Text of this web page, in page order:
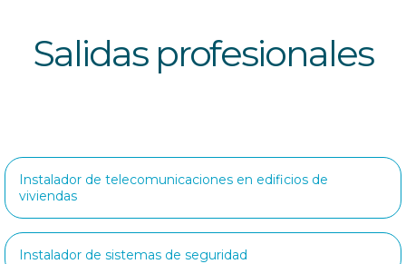
Salidas profesionales
Instalador de telecomunicaciones en edificios de
viviendas
Instalador de sistemas de seguridad